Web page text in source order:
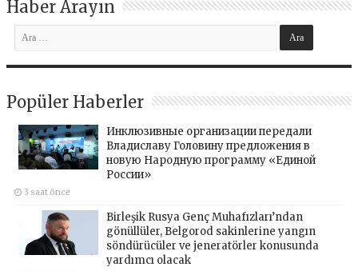
Haber Arayın
Popüler Haberler
Инклюзивные организации передали
Владиславу Головину предложения в
новую Народную программу «Единой
России»
3 saat önce
Birleşik Rusya Genç Muhafızları’ndan
gönüllüler, Belgorod sakinlerine yangın
söndürücüler ve jeneratörler konusunda
yardımcı olacak